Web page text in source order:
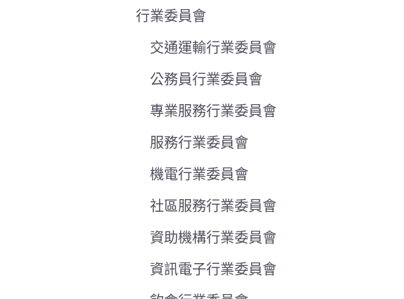
行業委員會
交通運輸行業委員會
公務員行業委員會
專業服務行業委員會
服務行業委員會
機電行業委員會
社區服務行業委員會
資助機構行業委員會
資訊電子行業委員會